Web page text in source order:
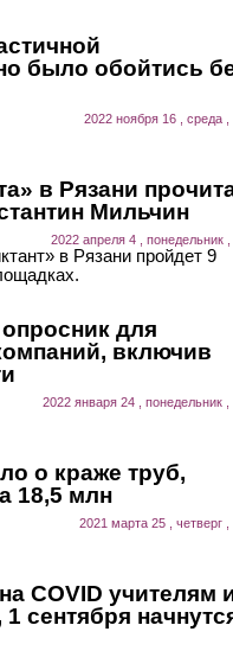
было обойтись
2022 ноября 16 , среда ,
в Рязани
Мильчин
2022 апреля 4 , понедельник ,
в Рязани пройдет 9
для
включив
2022 января 24 , понедельник ,
о краже труб,
18,5 млн
2021 марта 25 , четверг ,
COVID учителям
сентября